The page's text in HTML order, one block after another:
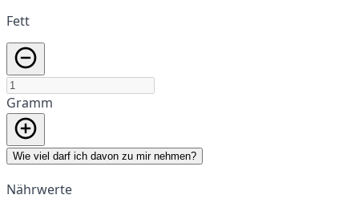
Fett
Gramm
Wie viel darf ich davon zu mir nehmen?
Nährwerte